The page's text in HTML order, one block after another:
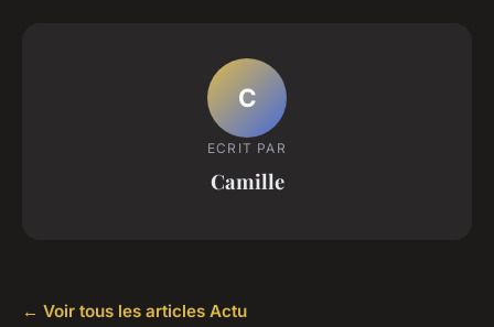
C
ECRIT PAR
Camille
← Voir tous les articles Actu